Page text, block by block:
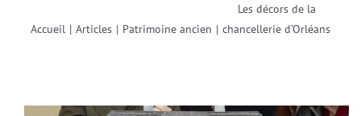
Accueil | Articles | Patrimoine ancien |
Les décors de la
chancellerie d’Orléans